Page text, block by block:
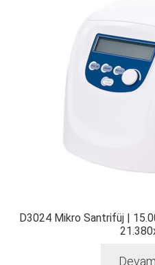
D3024 Mikro Santrifüj |